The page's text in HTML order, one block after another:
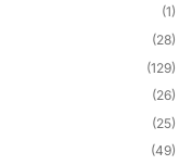
(1)
(28)
(129)
(26)
(25)
(49)